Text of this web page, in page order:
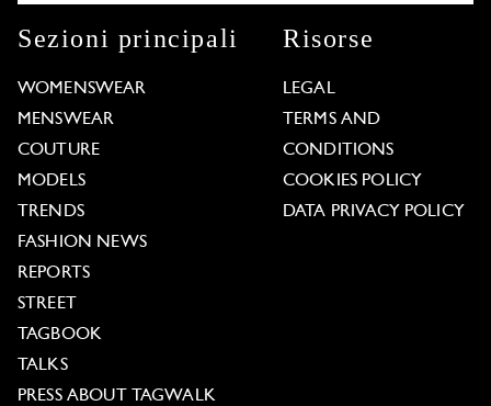
Sezioni principali
WOMENSWEAR
MENSWEAR
COUTURE
MODELS
TRENDS
FASHION NEWS
REPORTS
STREET
TAGBOOK
TALKS
PRESS ABOUT TAGWALK
Risorse
LEGAL
TERMS AND
CONDITIONS
COOKIES POLICY
DATA PRIVACY POLICY